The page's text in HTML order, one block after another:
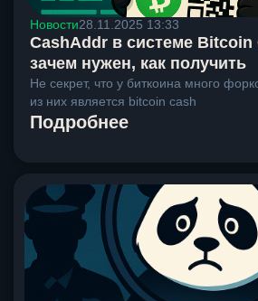
Новости28.11.2025 13:33
CashAddr в системе Bitcoin
зачем нужен, как получить
Не секрет, что у биткоина много
из них является bitcoin cash
Подробнее